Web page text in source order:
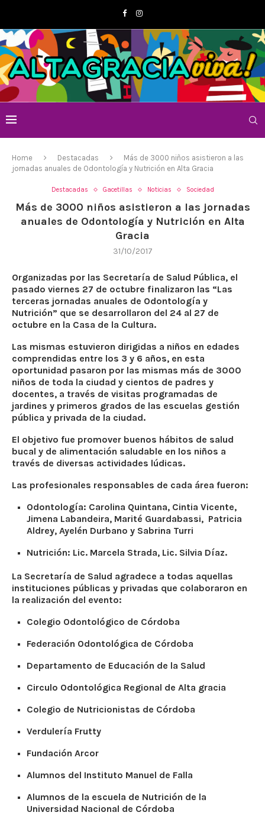
Home Destacadas
Más de 3000 niños asistieron a las
jornadas anuales de Odontología y Nutrición en Alta Gracia
Destacadas Gacetillas Noticias Sociedad
Más de 3000 niños asistieron a las jornadas
anuales de Odontología y Nutrición en Alta
Gracia
31/10/2017
Organizadas por las Secretaría de Salud Pública, el
pasado viernes 27 de octubre finalizaron las “Las
terceras jornadas anuales de Odontología y
Nutrición” que se desarrollaron del 24 al 27 de
octubre en la Casa de la Cultura.
Las mismas estuvieron dirigidas a niños en edades
comprendidas entre los 3 y 6 años, en esta
oportunidad pasaron por las mismas más de 3000
niños de toda la ciudad y cientos de padres y
docentes, a través de visitas programadas de
jardines y primeros grados de las escuelas gestión
pública y privada de la ciudad.
El objetivo fue promover buenos hábitos de salud
bucal y de alimentación saludable en los niños a
través de diversas actividades lúdicas.
Las profesionales responsables de cada área fueron:
Odontología: Carolina Quintana, Cintia Vicente,
Jimena Labandeira, Marité Guardabassi, Patricia
Aldrey, Ayelén Durbano y Sabrina Turri
Nutrición: Lic. Marcela Strada, Lic. Silvia Díaz.
La Secretaría de Salud agradece a todas aquellas
instituciones públicas y privadas que colaboraron en
la realización del evento:
Colegio Odontológico de Córdoba
Federación Odontológica de Córdoba
Departamento de Educación de la Salud
Circulo Odontológica Regional de Alta gracia
Colegio de Nutricionistas de Córdoba
Verdulería Frutty
Fundación Arcor
Alumnos del Instituto Manuel de Falla
Alumnos de la escuela de Nutrición de la
Universidad Nacional de Córdoba